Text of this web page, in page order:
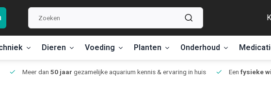
Dieren Voeding Planten Onderhoud
Meer dan 50 jaar gezamelijke aquarium kennis & ervaring in huis Een fysieke